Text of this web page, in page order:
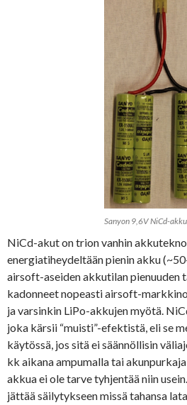
Sanyon 9,6V NiCd-akku
NiCd-akut on trion vanhin
energiatiheydeltään pienin akku
airsoft-aseiden akkutilan pienuuden
kadonneet nopeasti airsoft-
ja varsinkin LiPo-akkujen myötä.
joka kärsii “muisti”-efektistä, eli se
käytössä, jos sitä ei säännöllisin
kk aikana ampumalla tai
akkua ei ole tarve tyhjentää niin
jättää säilytykseen missä tahansa